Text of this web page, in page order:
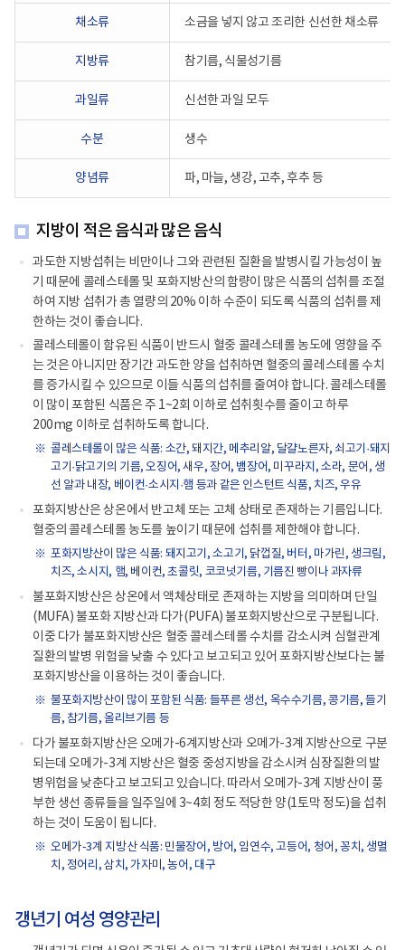
을
리
려
다.
채소류 소금을 넣지 않고 조리한 신선한 채소류
지방류 참기름, 식물성기름
과일류 신선한 과일 모두
수분 생수
양념류 파, 마늘, 생강, 고추, 후추 등
지방이 적은 음식과 많은 음식
과도한 지방섭취는 비만이나 그와 관련된 질환을 발병시킬 가능성이 높
기 때문에 콜레스테롤 및 포화지방산의 함량이 많은 식품의 섭취를 조절
하여 지방 섭취가 총 열량의 20% 이하 수준이 되도록 식품의 섭취를 제
한하는 것이 좋습니다.
콜레스테롤이 함유된 식품이 반드시 혈중 콜레스테롤 농도에 영향을 주
는 것은 아니지만 장기간 과도한 양을 섭취하면 혈중의 콜레스테롤 수치
를 증가시킬 수 있으므로 이들 식품의 섭취를 줄여야 합니다. 콜레스테롤
이 많이 포함된 식품은 주 1~2회 이하로 섭취횟수를 줄이고 하루
200mg 이하로 섭취하도록 합니다.
콜레스테롤이 많은 식품: 소간, 돼지간, 메추리알, 달걀노른자, 쇠고기·돼지
고기·닭고기의 기름, 오징어, 새우, 장어, 뱀장어, 미꾸라지, 소라, 문어, 생
선 알과 내장, 베이컨·소시지·햄 등과 같은 인스턴트 식품, 치즈, 우유
포화지방산은 상온에서 반고체 또는 고체 상태로 존재하는 기름입니다.
혈중의 콜레스테롤 농도를 높이기 때문에 섭취를 제한해야 합니다.
포화지방산이 많은 식품: 돼지고기, 소고기, 닭껍질, 버터, 마가린, 생크림,
치즈, 소시지, 햄, 베이컨, 초콜릿, 코코넛기름, 기름진 빵이나 과자류
불포화지방산은 상온에서 액체상태로 존재하는 지방을 의미하며 단일
(MUFA) 불포화 지방산과 다가(PUFA) 불포화지방산으로 구분됩니다.
이중 다가 불포화지방산은 혈중 콜레스테롤 수치를 감소시켜 심혈관계
질환의 발병 위험을 낮출 수 있다고 보고되고 있어 포화지방산보다는 불
포화지방산을 이용하는 것이 좋습니다.
불포화지방산이 많이 포함된 식품: 들푸른 생선, 옥수수기름, 콩기름, 들기
름, 참기름, 올리브기름 등
다가 불포화지방산은 오메가-6계지방산과 오메가-3계 지방산으로 구분
되는데 오메가-3계 지방산은 혈중 중성지방을 감소시켜 심장질환의 발
병위험을 낮춘다고 보고되고 있습니다. 따라서 오메가-3계 지방산이 풍
부한 생선 종류들을 일주일에 3~4회 정도 적당한 양(1토막 정도)을 섭취
하는 것이 도움이 됩니다.
오메가-3계 지방산 식품: 민물장어, 방어, 임연수, 고등어, 청어, 꽁치, 생멸
치, 정어리, 삼치, 가자미, 농어, 대구
갱년기 여성 영양관리